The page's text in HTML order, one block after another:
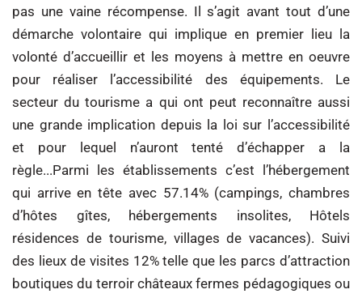
pas une vaine récompense. Il s’agit avant tout d’une
démarche volontaire qui implique en premier lieu la
volonté d’accueillir et les moyens à mettre en oeuvre
pour réaliser l’accessibilité des équipements. Le
secteur du tourisme a qui ont peut reconnaître aussi
une grande implication depuis la loi sur l’accessibilité
et pour lequel n’auront tenté d’échapper a la
règle...Parmi les établissements c’est l’hébergement
qui arrive en tête avec 57.14% (campings, chambres
d’hôtes gîtes, hébergements insolites, Hôtels
résidences de tourisme, villages de vacances). Suivi
des lieux de visites 12% telle que les parcs d’attraction
boutiques du terroir châteaux fermes pédagogiques ou